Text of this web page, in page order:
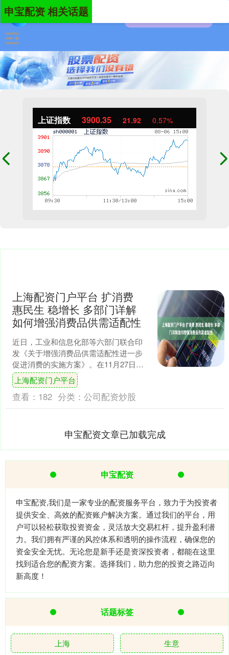
上证指数 3900.35 21.92 0.57%
申宝配资 相关话题
上海配资门户平台 扩消费
惠民生 稳增长 多部门详解
如何增强消费品供需适配性
近日，工业和信息化部等六部门联合印
发《关于增强消费品供需适配性进一步
促进消费的实施方案》。在11月27日举
行的国务院政策例行吹风会上，多部门
介绍了未来具体的实施....
上海配资门户平台
查看： 182 分类： 公司配资炒股
申宝配资文章已加载完成
申宝配资
申宝配资,我们是一家专业的配资服务平台，致力于为投资者
提供安全、高效的配资账户解决方案。通过我们的平台，用
户可以轻松获取投资资金，灵活放大交易杠杆，提升盈利潜
力。我们拥有严谨的风控体系和透明的操作流程，确保您的
资金安全无忧。无论您是新手还是资深投资者，都能在这里
找到适合您的配资方案。选择我们，助力您的投资之路迈向
新高度！
话题标签
上海 生意